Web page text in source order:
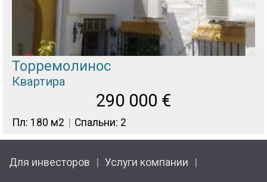
Торремолинос
Квартира
290 000 €
Пл: 180 м2 Спальни: 2
Для инвесторов Услуги компании